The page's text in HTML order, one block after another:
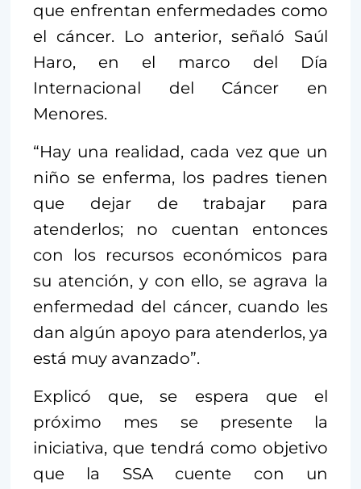
que enfrentan enfermedades como
el cáncer. Lo anterior, señaló Saúl
Haro, en el marco del Día
Internacional del Cáncer en
Menores.
“Hay una realidad, cada vez que un
niño se enferma, los padres tienen
que dejar de trabajar para
atenderlos; no cuentan entonces
con los recursos económicos para
su atención, y con ello, se agrava la
enfermedad del cáncer, cuando les
dan algún apoyo para atenderlos, ya
está muy avanzado”.
Explicó que, se espera que el
próximo mes se presente la
iniciativa, que tendrá como objetivo
que la SSA cuente con un